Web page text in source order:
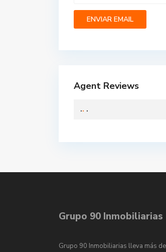
Agent Reviews
.. .
Grupo 90 Inmobiliarias
Grupo 90 Inmobiliarias lleva más